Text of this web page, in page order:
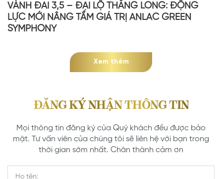
VÀNH ĐAI 3,5 – ĐẠI LỘ THĂNG LONG: ĐỘNG
LỰC MỚI NÂNG TẦM GIÁ TRỊ ANLAC GREEN
SYMPHONY
Xem thêm
ĐĂNG KÝ NHẬN THÔNG TIN
Mọi thông tin đăng ký của Quý khách đều được bảo
mật. Tư vấn viên của chúng tôi sẽ liên hệ với bạn trong
thời gian sớm nhất. Chân thành cảm ơn